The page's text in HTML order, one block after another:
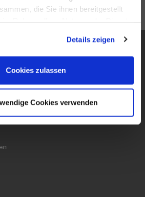
die Sie ihnen bereitgestellt
Details zeigen
Cookies zulassen
Cookies verwenden